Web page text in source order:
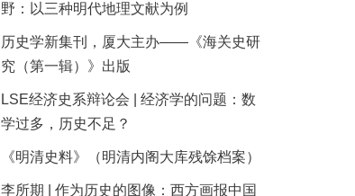
野：以三种明代地理文献为例
历史学新集刊，厦大主办——《海关史研
究（第一辑）》出版
LSE经济史系辩论会 | 经济学的问题：数
学过多，历史不足？
《明清史料》（明清内阁大库残馀档案）
李所期 | 作为历史的图像：西方画报中国